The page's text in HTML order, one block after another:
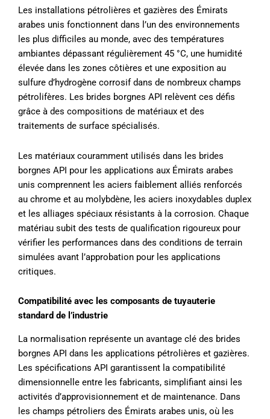
Les installations pétrolières et gazières des Émirats
arabes unis fonctionnent dans l’un des environnements
les plus difficiles au monde, avec des températures
ambiantes dépassant régulièrement 45 °C, une humidité
élevée dans les zones côtières et une exposition au
sulfure d’hydrogène corrosif dans de nombreux champs
pétrolifères. Les brides borgnes API relèvent ces défis
grâce à des compositions de matériaux et des
traitements de surface spécialisés.
Les matériaux couramment utilisés dans les brides
borgnes API pour les applications aux Émirats arabes
unis comprennent les aciers faiblement alliés renforcés
au chrome et au molybdène, les aciers inoxydables duplex
et les alliages spéciaux résistants à la corrosion. Chaque
matériau subit des tests de qualification rigoureux pour
vérifier les performances dans des conditions de terrain
simulées avant l’approbation pour les applications
critiques.
Compatibilité avec les composants de tuyauterie
standard de l’industrie
La normalisation représente un avantage clé des brides
borgnes API dans les applications pétrolières et gazières.
Les spécifications API garantissent la compatibilité
dimensionnelle entre les fabricants, simplifiant ainsi les
activités d’approvisionnement et de maintenance. Dans
les champs pétroliers des Émirats arabes unis, où les